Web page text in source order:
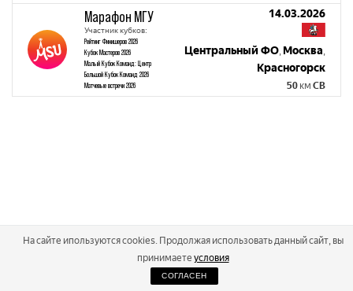
Марафон МГУ
Участник кубков:
Рейтинг Финишеров 2026
Кубок Мастеров 2026
Малый Кубок Команд: Центр
Большой Кубок Команд 2026
Матчевые встречи 2026
14.03.2026
Центральный ФО, Москва,
Красногорск
50 км СВ
2026
На сайте ипользуются cookies. Продолжая использовать данный сайт, вы
принимаете условия
СОГЛАСЕН